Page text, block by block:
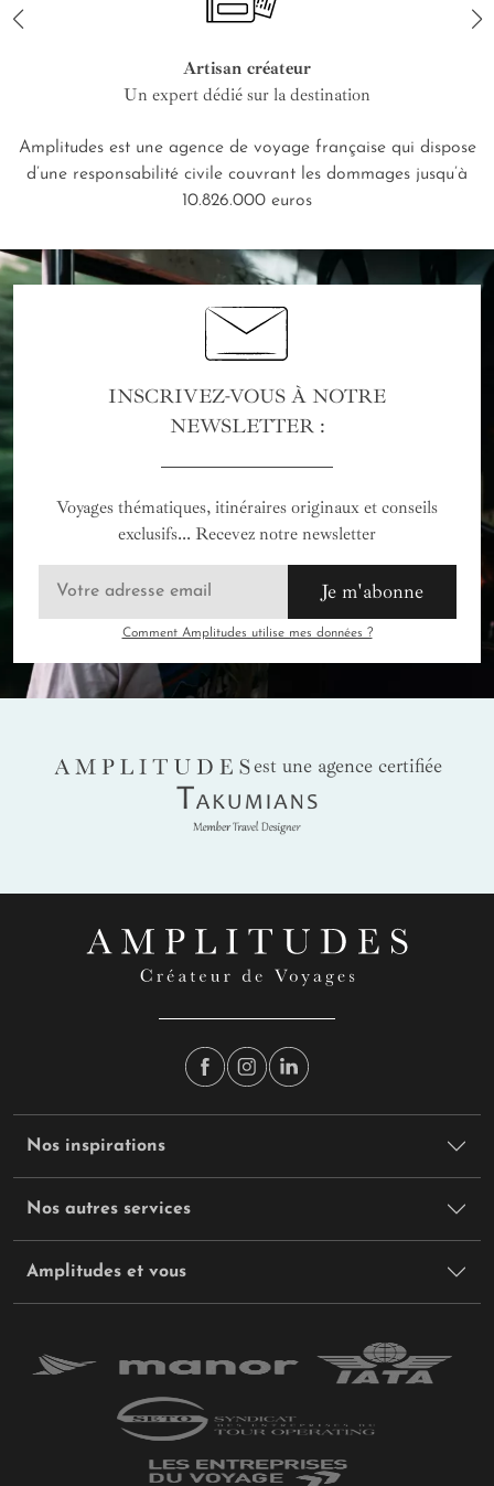
Artisan créateur
Un expert dédié sur la destination
Amplitudes est une agence de voyage française qui dispose
d’une responsabilité civile couvrant les dommages jusqu’à
10.826.000 euros
INSCRIVEZ-VOUS À NOTRE
NEWSLETTER :
Voyages thématiques, itinéraires originaux et conseils
exclusifs... Recevez notre newsletter
Je m'abonne
Comment Amplitudes utilise mes données ?
AMPLITUDES
est une agence certifiée
Takumians
Nos inspirations
Nos autres services
Amplitudes et vous